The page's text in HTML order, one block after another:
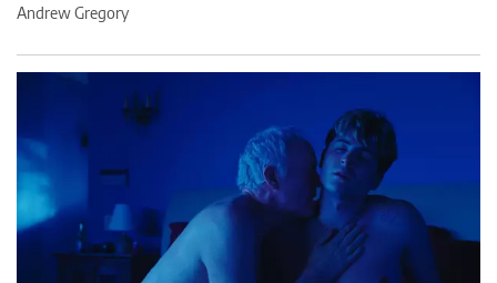
Andrew Gregory